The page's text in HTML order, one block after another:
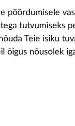
pöördumisele
tutvumiseks
Teie isiku
õigus nõusolek